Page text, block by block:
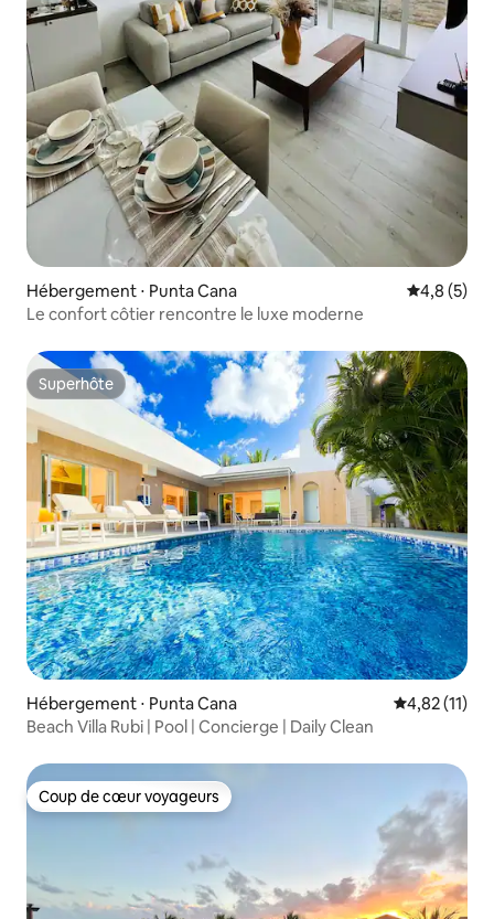
Hébergement ⋅ Punta Cana Évaluation
4,8 (5)
Le confort côtier rencontre le luxe moderne
Superhôte
Superhôte
Hébergement ⋅ Punta Cana Évaluation
4,82 (11)
Beach Villa Rubi | Pool | Concierge | Daily Clean
Coup de cœur voyageurs
Coup de cœur voyageurs